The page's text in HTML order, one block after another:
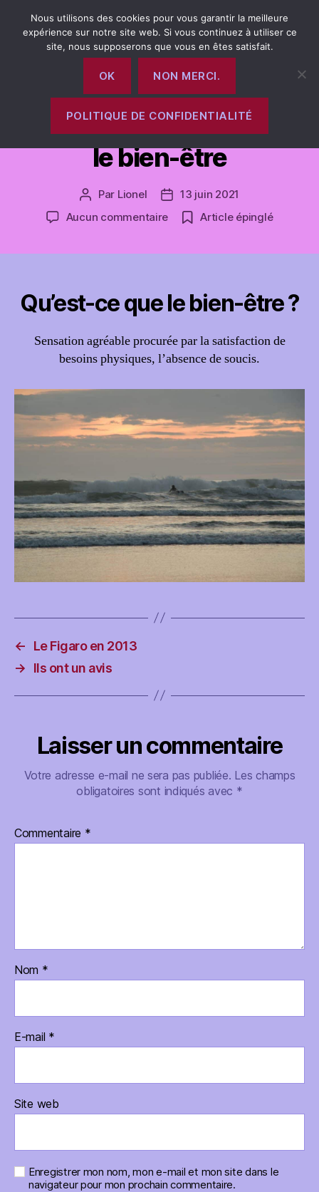
magnetiseur-
Catégories
NON CLASSÉ
le bien-être
Auteur
Par Lionel
Date
l’article
13 juin 2021
Aucun commentairesur
Article épinglé
Qu’est-ce que le bien-être ?
Sensation agréable procurée par la satisfaction de
besoins physiques, l’absence de soucis.
←
Le Figaro en 2013
→
Ils ont un avis
Laisser un commentaire
Votre adresse e-mail ne sera pas publiée. Les champs
obligatoires sont indiqués avec *
Commentaire *
Nom *
E-mail *
Site web
Enregistrer mon nom, mon e-mail et mon site dans le
navigateur pour mon prochain commentaire.
Nous utilisons des cookies pour vous garantir la meilleure
expérience sur notre site web. Si vous continuez à utiliser ce
site, nous supposerons que vous en êtes satisfait.
OK NON MERCI.
POLITIQUE DE CONFIDENTIALITÉ